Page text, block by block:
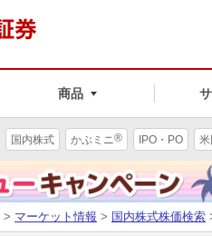
商品
国内株式 かぶミニ® IPO・PO
> マーケット情報 > 国内株式株価検索